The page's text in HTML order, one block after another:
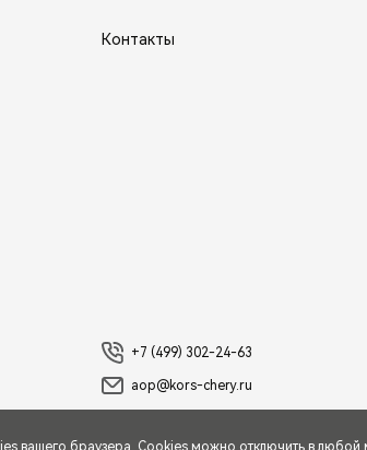
Контакты
+7 (499) 302-24-63
aop@kors-chery.ru
вашего браузера. Cookies можно отключить в любой